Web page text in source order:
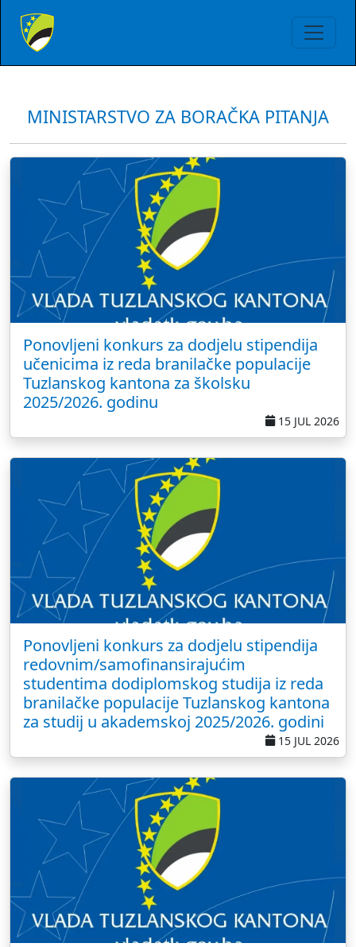
MINISTARSTVO ZA BORAČKA PITANJA
Ponovljeni konkurs za dodjelu stipendija
učenicima iz reda branilačke populacije
Tuzlanskog kantona za školsku
2025/2026. godinu
15 JUL 2026
Ponovljeni konkurs za dodjelu stipendija
redovnim/samofinansirajućim
studentima dodiplomskog studija iz reda
branilačke populacije Tuzlanskog kantona
za studij u akademskoj 2025/2026. godini
15 JUL 2026